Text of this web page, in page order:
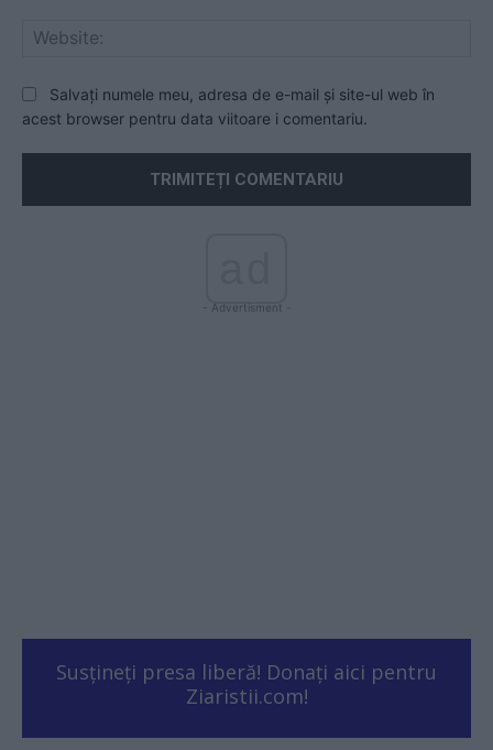
Salvați numele meu, adresa de e-mail și site-ul web în
acest browser pentru data viitoare i comentariu.
- Advertisment -
Susțineți presa liberă! Donați aici pentru
Ziaristii.com!